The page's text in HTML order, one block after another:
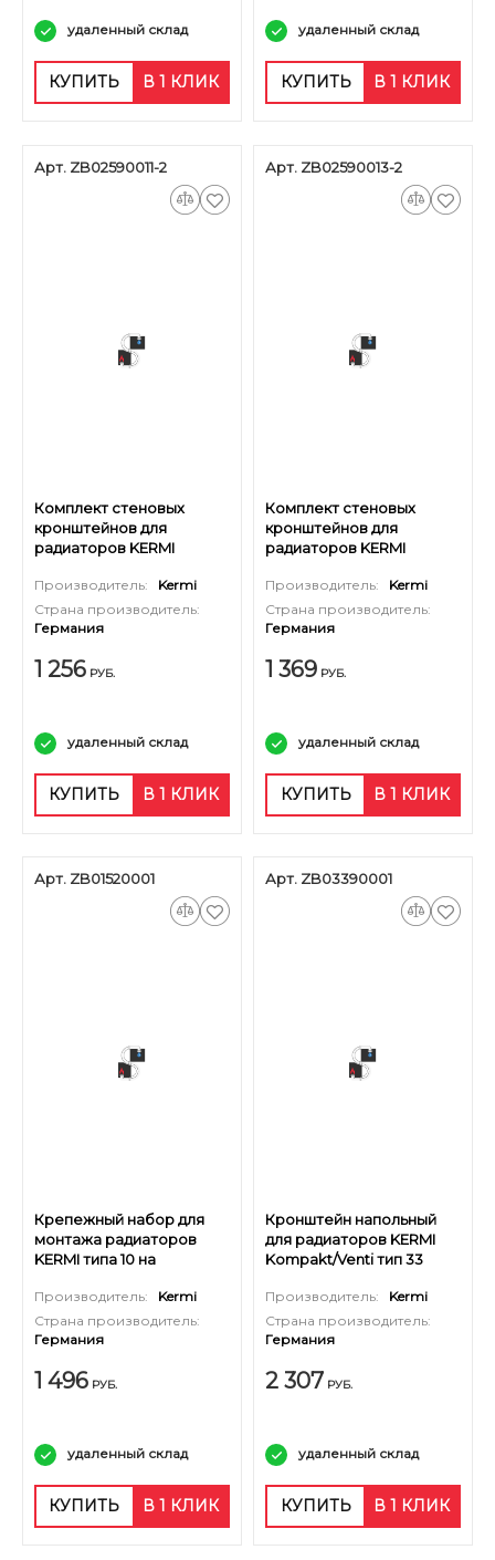
удаленный склад
КУПИТЬ В 1 КЛИК
удаленный склад
КУПИТЬ В 1 КЛИК
Арт. ZB02590011-2
Комплект стеновых
кронштейнов для
радиаторов KERMI
(оцинкованный) 2шт
Производитель:
Kermi
Страна производитель:
Германия
1 256 РУБ.
удаленный склад
КУПИТЬ В 1 КЛИК
Арт. ZB02590013-2
Комплект стеновых
кронштейнов для
радиаторов KERMI
(оцинкованный) 2шт
Производитель:
Kermi
Страна производитель:
Германия
1 369 РУБ.
удаленный склад
КУПИТЬ В 1 КЛИК
Арт. ZB01520001
Крепежный набор для
монтажа радиаторов
KERMI типа 10 на
(ZB0138...)
Производитель:
Kermi
Страна производитель:
Германия
1 496 РУБ.
удаленный склад
КУПИТЬ В 1 КЛИК
Арт. ZB03390001
Кронштейн напольный
для радиаторов KERMI
Kompakt/Venti тип 33
Производитель:
Kermi
Страна производитель:
Германия
2 307 РУБ.
удаленный склад
КУПИТЬ В 1 КЛИК